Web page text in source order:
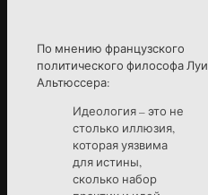
По мнению французского
политического философа Луи
Альтюссера:
Идеология – это не
столько иллюзия,
которая уязвима
для истины,
сколько набор